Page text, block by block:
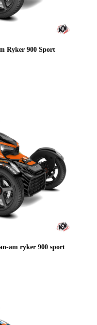
Ryker 900 Sport
am ryker 900 sport